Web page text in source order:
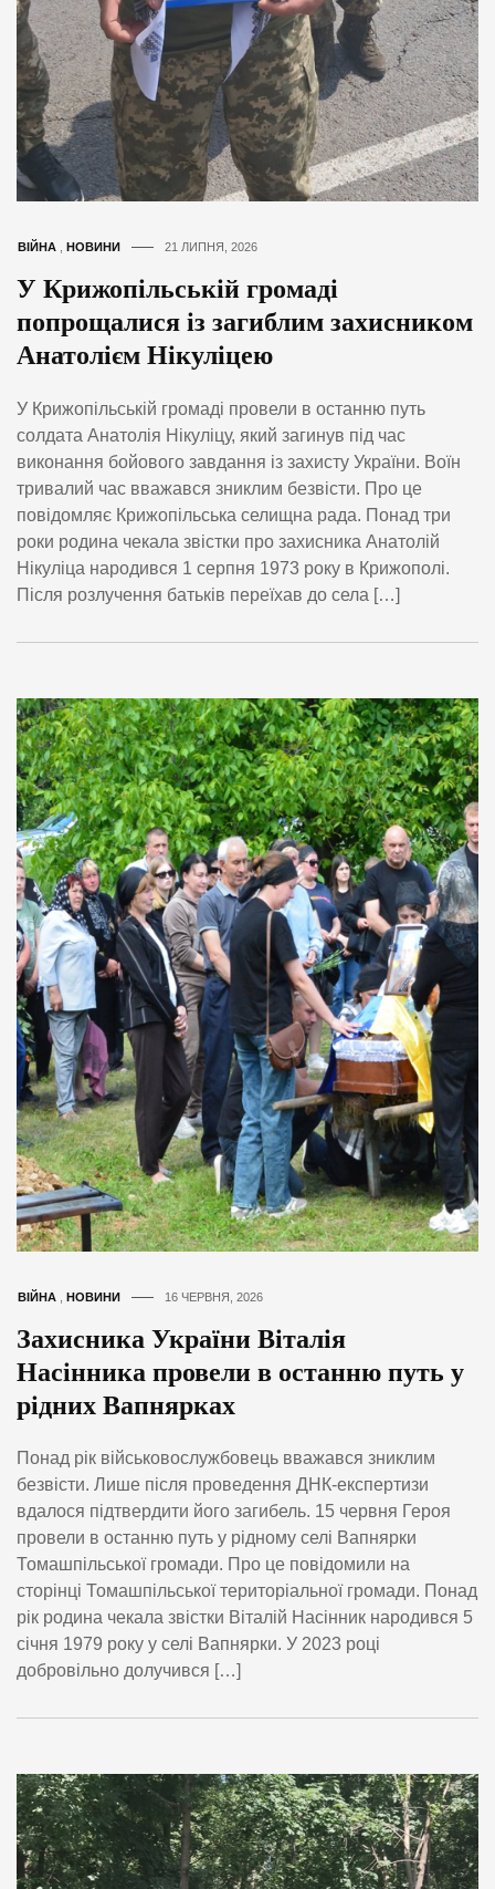
ВІЙНА НОВИНИ 21 ЛИПНЯ, 2026
У Крижопільській громаді
попрощалися із загиблим захисником
Анатолієм Нікуліцею
У Крижопільській громаді провели в останню путь
солдата Анатолія Нікуліцу, який загинув під час
виконання бойового завдання із захисту України. Воїн
тривалий час вважався зниклим безвісти. Про це
повідомляє Крижопільська селищна рада. Понад три
роки родина чекала звістки про захисника Анатолій
Нікуліца народився 1 серпня 1973 року в Крижополі.
Після розлучення батьків переїхав до села […]
ВІЙНА НОВИНИ 16 ЧЕРВНЯ, 2026
Захисника України Віталія
Насінника провели в останню путь у
рідних Вапнярках
Понад рік військовослужбовець вважався зниклим
безвісти. Лише після проведення ДНК-експертизи
вдалося підтвердити його загибель. 15 червня Героя
провели в останню путь у рідному селі Вапнярки
Томашпільської громади. Про це повідомили на
сторінці Томашпільської територіальної громади. Понад
рік родина чекала звістки Віталій Насінник народився 5
січня 1979 року у селі Вапнярки. У 2023 році
добровільно долучився […]